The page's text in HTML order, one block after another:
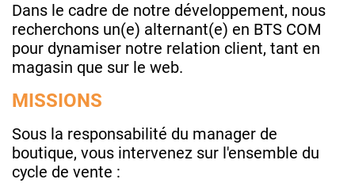
Dans le cadre de notre développement, nous
recherchons un(e) alternant(e) en BTS COM
pour dynamiser notre relation client, tant en
magasin que sur le web.
MISSIONS
Sous la responsabilité du manager de
boutique, vous intervenez sur l'ensemble du
cycle de vente :